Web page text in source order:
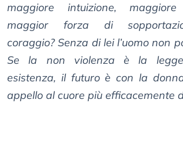
maggiore intuizione, maggiore
maggior forza di
coraggio? Senza di lei l’uomo non
Se la non violenza è la
esistenza, il futuro è con la
appello al cuore più efficacemente